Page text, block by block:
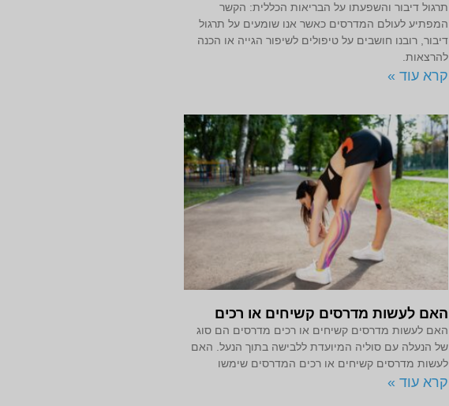
תרגול דיבור והשפעתו על הבריאות הכללית: הקשר
המפתיע לעולם המדרסים כאשר אנו שומעים על תרגול
דיבור, רובנו חושבים על טיפולים לשיפור הגייה או הכנה
להרצאות.
קרא עוד »
האם לעשות מדרסים קשיחים או רכים
האם לעשות מדרסים קשיחים או רכים מדרסים הם סוג
של הנעלה עם סוליה המיועדת ללבישה בתוך הנעל. האם
לעשות מדרסים קשיחים או רכים המדרסים שימשו
קרא עוד »